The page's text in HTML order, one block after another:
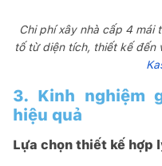
Chi phí xây nhà cấp 4 mái
tố từ diện tích, thiết kế đến
3. Kinh nghiệm
hiệu quả
Lựa chọn thiết kế hợp